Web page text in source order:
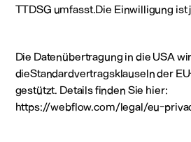
TTDSG umfasst.Die Einwilligung
Die Datenübertragung in die USA
dieStandardvertragsklauseln der
gestützt. Details finden Sie hier:
https://webflow.com/legal/eu-